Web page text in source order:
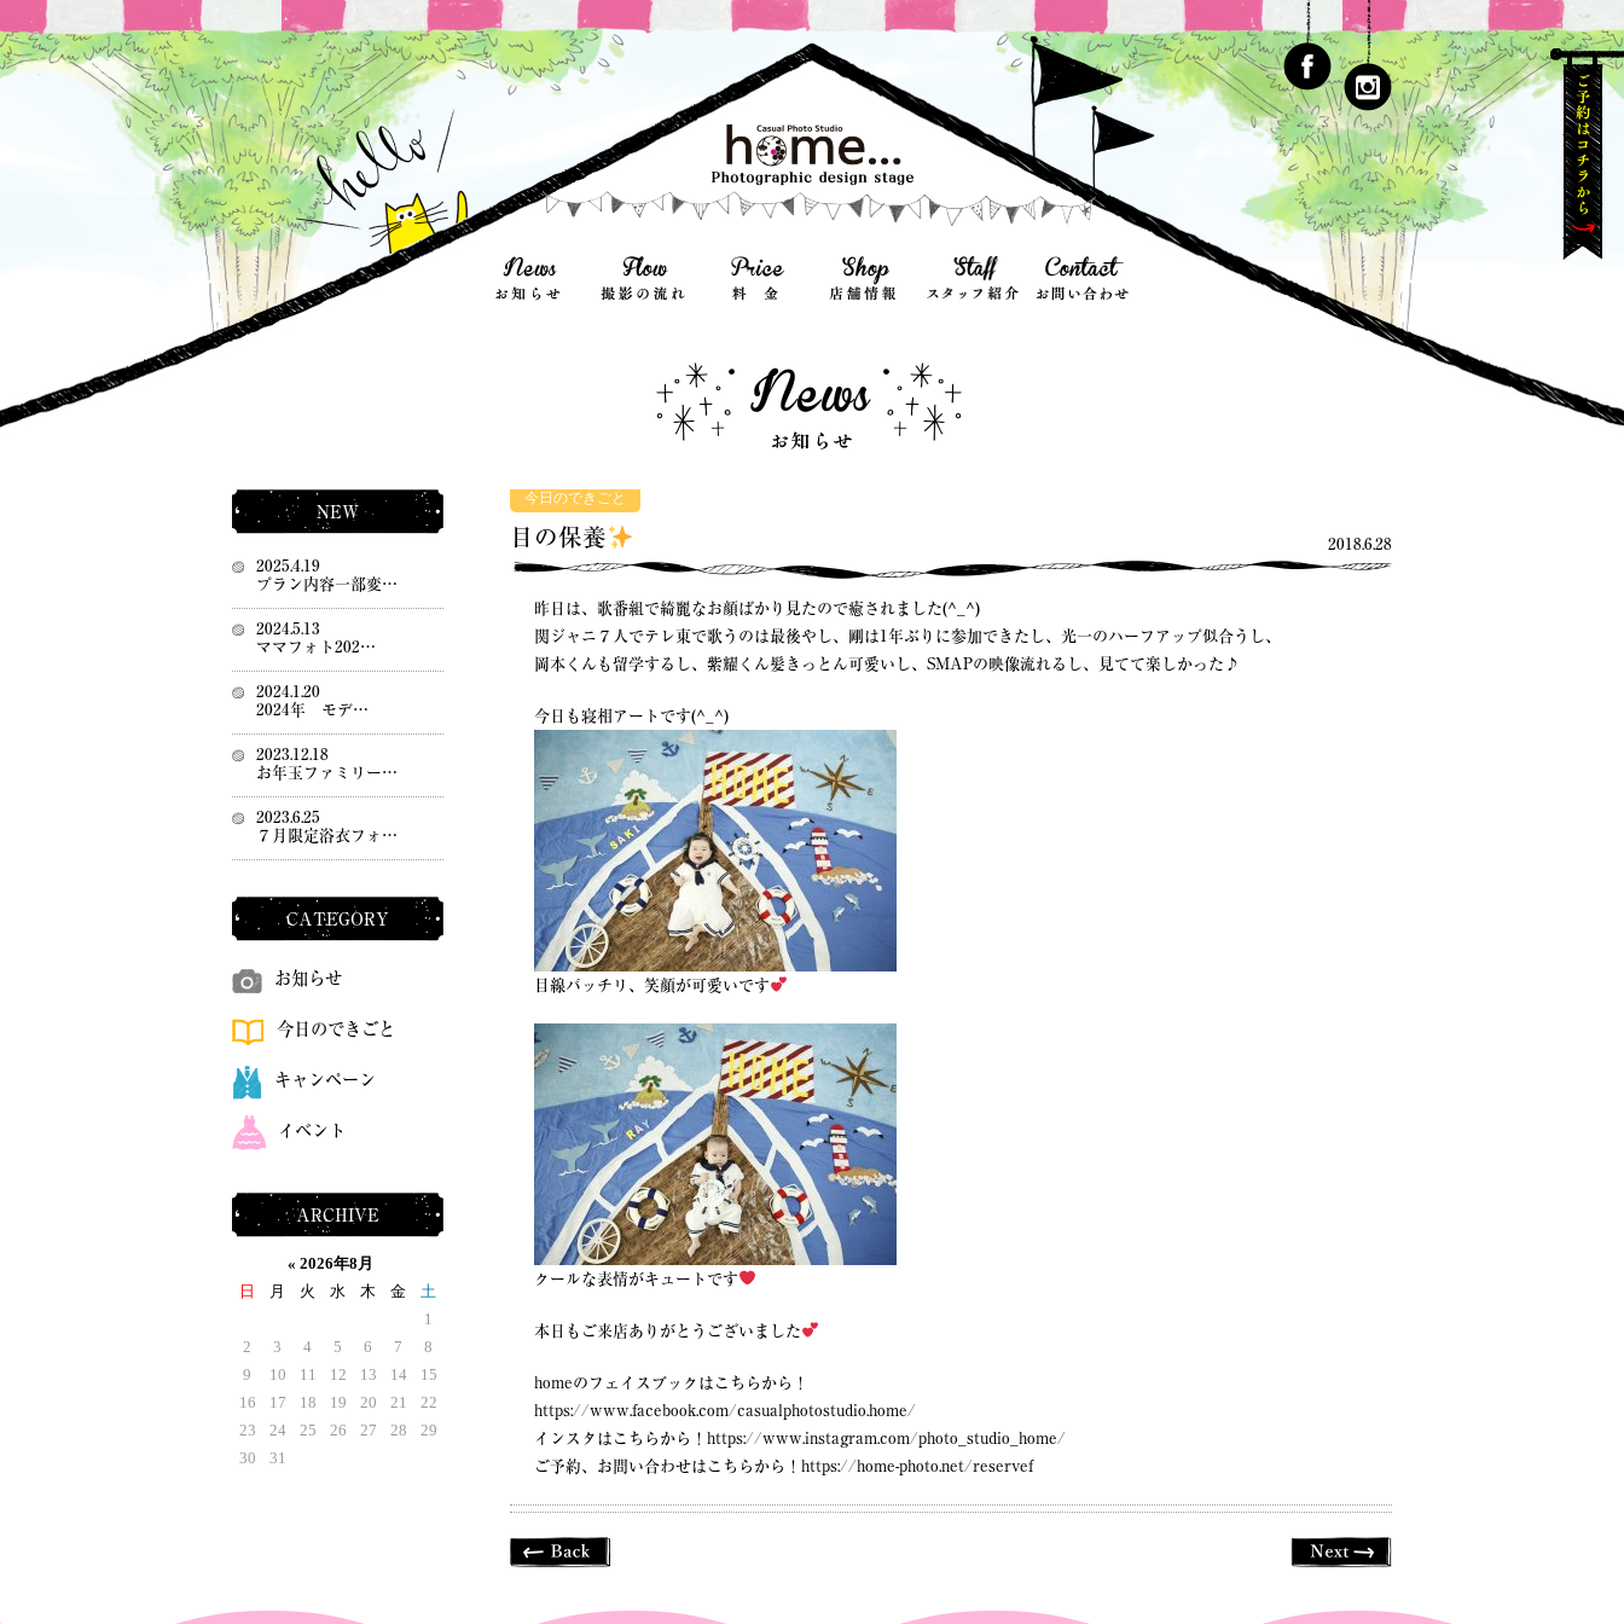
今日のできごと
目の保養 2018.6.28
昨日は、歌番組で綺麗なお顔ばかり見たので癒されました(^_^)
関ジャニ７人でテレ東で歌うのは最後やし、剛は1年ぶりに参加できたし、光一のハーフアップ似合うし、
岡本くんも留学するし、紫耀くん髪きっとん可愛いし、SMAPの映像流れるし、見てて楽しかった♪
今日も寝相アートです(^_^)
目線バッチリ、笑顔が可愛いです
クールな表情がキュートです
本日もご来店ありがとうございました
homeのフェイスブックはこちらから！
https://www.facebook.com/casualphotostudio.home/
インスタはこちらから！ https://www.instagram.com/photo_studio_home/
ご予約、お問い合わせはこちらから！ https://home-photo.net/reservef
NEW
2025.4.19
プラン内容一部変…
2024.5.13
ママフォト202…
2024.1.20
2024年 モデ…
2023.12.18
お年玉ファミリー…
2023.6.25
７月限定浴衣フォ…
CATEGORY
お知らせ
今日のできごと
キャンペーン
イベント
ARCHIVE
« 2026年8月
日
月 火 水 木 金
土
1
2
3 4 5 6 7
8
9
10 11 12 13 14
15
16
17 18 19 20 21
22
23
24 25 26 27 28
29
30
31